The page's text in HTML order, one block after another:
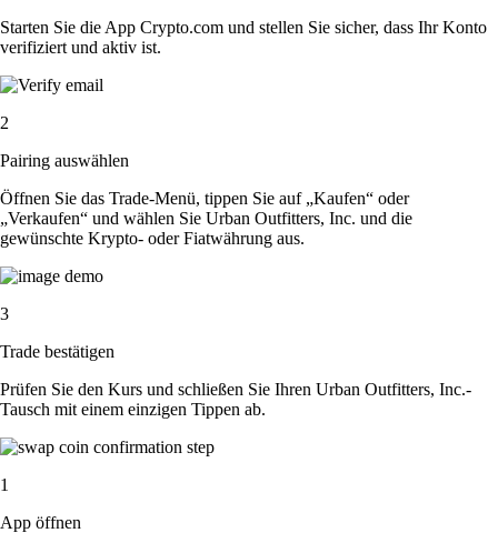
Starten Sie die App Crypto.com und stellen Sie sicher, dass Ihr Konto
verifiziert und aktiv ist.
2
Pairing auswählen
Öffnen Sie das Trade-Menü, tippen Sie auf „Kaufen“ oder
„Verkaufen“ und wählen Sie Urban Outfitters, Inc. und die
gewünschte Krypto- oder Fiatwährung aus.
3
Trade bestätigen
Prüfen Sie den Kurs und schließen Sie Ihren Urban Outfitters, Inc.-
Tausch mit einem einzigen Tippen ab.
1
App öffnen